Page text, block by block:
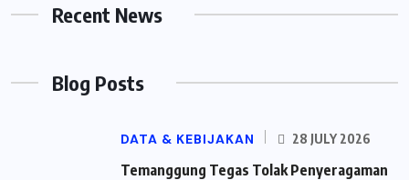
Recent News
Blog Posts
DATA & KEBIJAKAN 28 JULY 2026
Temanggung Tegas Tolak Penyeragaman